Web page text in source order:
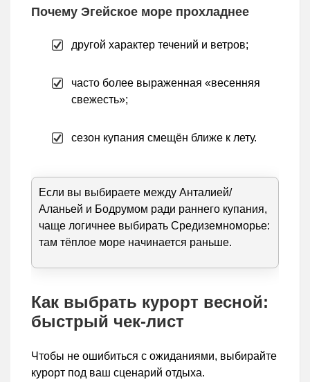
Почему Эгейское море прохладнее
другой характер течений и ветров;
часто более выраженная «весенняя
свежесть»;
сезон купания смещён ближе к лету.
Если вы выбираете между Анталией/
Аланьей и Бодрумом ради раннего купания,
чаще логичнее выбирать Средиземноморье:
там тёплое море начинается раньше.
Как выбрать курорт весной:
быстрый чек-лист
Чтобы не ошибиться с ожиданиями, выбирайте
курорт под ваш сценарий отдыха.